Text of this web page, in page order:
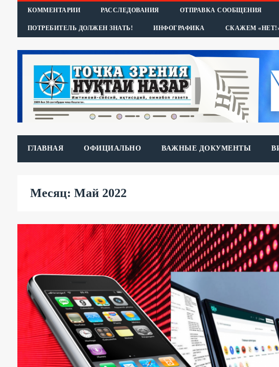
КОММЕНТАРИИ РАССЛЕДОВАНИЯ ОТПРАВКА СООБЩЕНИЯ
ПОТРЕБИТЕЛЬ ДОЛЖЕН ЗНАТЬ! ИНФОГРАФИКА СКАЖЕМ
ГЛАВНАЯ ОФИЦИАЛЬНО ВАЖНЫЕ ДОКУМЕНТЫ
Месяц: Май 2022